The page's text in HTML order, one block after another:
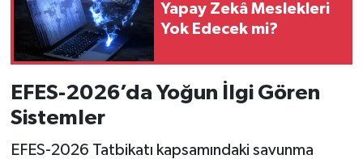
Yapay Zekâ Meslekleri
Yok Edecek mi?
EFES-2026’da Yoğun İlgi Gören
Sistemler
EFES-2026 Tatbikatı kapsamındaki savunma